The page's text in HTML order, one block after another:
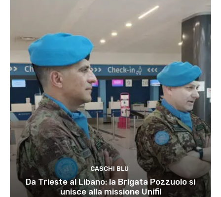
CASCHI BLU
Da Trieste al Libano: la Brigata Pozzuolo si
unisce alla missione Unifil